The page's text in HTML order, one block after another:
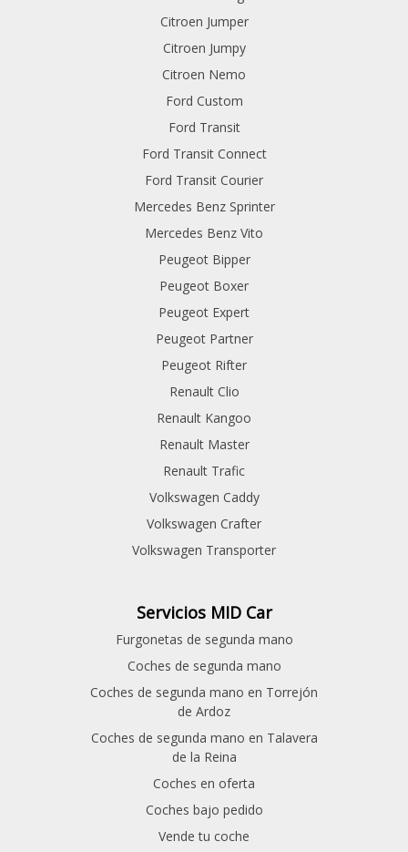
Citroen Jumper
Citroen Jumpy
Citroen Nemo
Ford Custom
Ford Transit
Ford Transit Connect
Ford Transit Courier
Mercedes Benz Sprinter
Mercedes Benz Vito
Peugeot Bipper
Peugeot Boxer
Peugeot Expert
Peugeot Partner
Peugeot Rifter
Renault Clio
Renault Kangoo
Renault Master
Renault Trafic
Volkswagen Caddy
Volkswagen Crafter
Volkswagen Transporter
Servicios MID Car
Furgonetas de segunda mano
Coches de segunda mano
Coches de segunda mano en Torrejón
de Ardoz
Coches de segunda mano en Talavera
de la Reina
Coches en oferta
Coches bajo pedido
Vende tu coche